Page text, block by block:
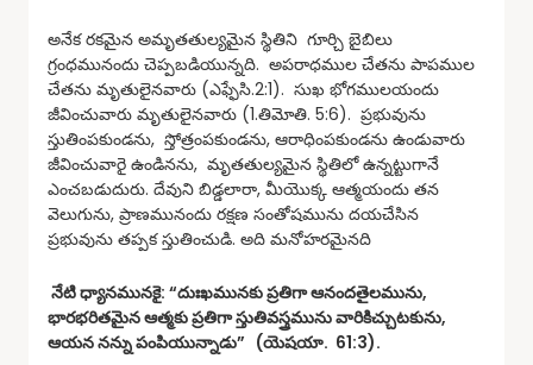
అనేక రకమైన అమృతతుల్యమైన స్థితిని గూర్చి బైబిలు
గ్రంధమునందు చెప్పబడియున్నది. అపరాధముల చేతను పాపముల
చేతను మృతులైనవారు (ఎఫ్ఫేసి.2:1). సుఖ భోగములయందు
జీవించువారు మృతులైనవారు (1.తిమోతి. 5:6). ప్రభువును
స్తుతింపకుండను, స్తోత్రంపకుండను, ఆరాధింపకుండను ఉండువారు
జీవించువారై ఉండినను, మృతతుల్యమైన స్థితిలో ఉన్నట్టుగానే
ఎంచబడుదురు. దేవుని బిడ్డలారా, మీయొక్క ఆత్మయందు తన
వెలుగును, ప్రాణమునందు రక్షణ సంతోషమును దయచేసిన
ప్రభువును తప్పక స్తుతించుడి. అది మనోహరమైనది
నేటి ధ్యానమునకై: “దుఃఖమునకు ప్రతిగా ఆనందతైలమును,
భారభరితమైన ఆత్మకు ప్రతిగా స్తుతివస్త్రమును వారికిచ్చుటకును,
ఆయన నన్ను పంపియున్నాడు” (యెషయా. 61:3).